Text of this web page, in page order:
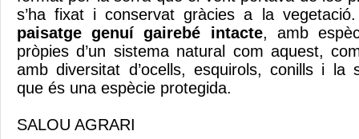
s’ha fixat i conservat gràcies a la
paisatge genuí gairebé intacte, amb
pròpies d’un sistema natural com aquest,
amb diversitat d’ocells, esquirols, conills i la
que és una espècie protegida.
SALOU AGRARI